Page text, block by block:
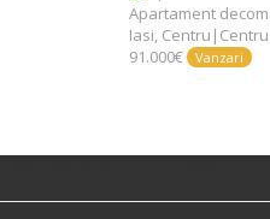
Apartament
Iasi,
91.000€
Vanzari